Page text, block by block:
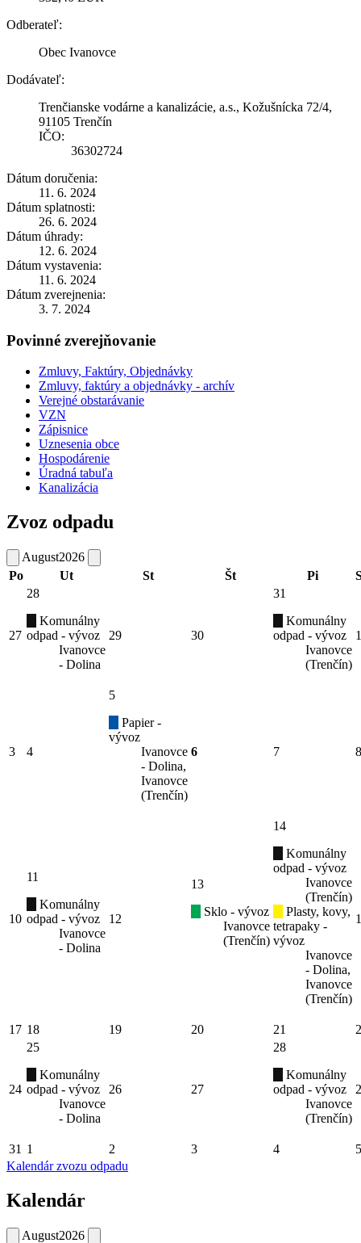
Odberateľ:
Obec Ivanovce
Dodávateľ:
Trenčianske vodárne a kanalizácie, a.s., Kožušnícka 72/4,
91105 Trenčín
IČO:
36302724
Dátum doručenia:
11. 6. 2024
Dátum splatnosti:
26. 6. 2024
Dátum úhrady:
12. 6. 2024
Dátum vystavenia:
11. 6. 2024
Dátum zverejnenia:
3. 7. 2024
Povinné zverejňovanie
Zmluvy, Faktúry, Objednávky
Zmluvy, faktúry a objednávky - archív
Verejné obstarávanie
VZN
Zápisnice
Uznesenia obce
Hospodárenie
Úradná tabuľa
Kanalizácia
Zvoz odpadu
August2026
Po
Ut St Št Pi
27
28
Komunálny
odpad - vývoz
Ivanovce
- Dolina
29 30
31
Komunálny
odpad - vývoz
Ivanovce
(Trenčín)
1
3 4
5
Papier -
vývoz
Ivanovce
- Dolina,
Ivanovce
(Trenčín)
6 7 8
10
11
Komunálny
odpad - vývoz
Ivanovce
- Dolina
12
13
Sklo - vývoz
Ivanovce
(Trenčín)
14
Komunálny
odpad - vývoz
Ivanovce
(Trenčín)
Plasty, kovy,
tetrapaky -
vývoz
Ivanovce
- Dolina,
Ivanovce
(Trenčín)
17 18 19 20 21
24
25
Komunálny
odpad - vývoz
Ivanovce
- Dolina
26 27
28
Komunálny
odpad - vývoz
Ivanovce
(Trenčín)
31 1 2 3 4
5
Kalendár zvozu odpadu
Kalendár
August2026